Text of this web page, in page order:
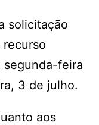
solicitação
recurso
segunda-feira
3 de julho.
aos